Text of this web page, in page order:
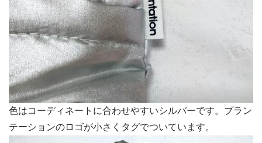
色はコーディネートに合わせやすいシルバーです。プラン
テーションのロゴが小さくタグでついています。